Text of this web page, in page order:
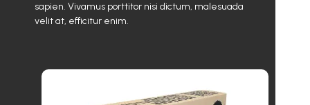
sapien. Vivamus porttitor nisi dictum, malesuada
velit at, efficitur enim.